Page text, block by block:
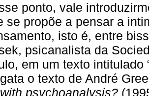
ponto, vale
se propõe a pensar a
isto é, entre
psicanalista da
em um texto intitulado
o texto de André
psychoanalysis?